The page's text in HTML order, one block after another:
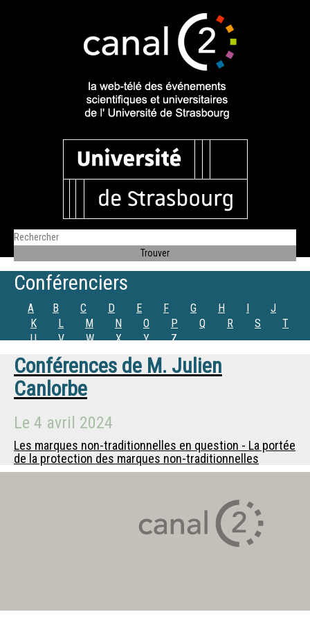
Conférenciers
A B C D E F G H I
J
K
L M N O P Q R S
T
U
V W X Y Z
Conférences de M. Julien
Canlorbe
Le 4 avril 2024
Les marques non-traditionnelles en question - La portée
de la protection des marques non-traditionnelles